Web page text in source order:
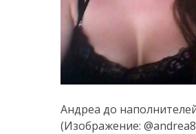
Андреа до
(Изображение: